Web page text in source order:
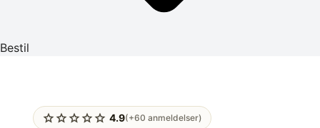
Bestil
starstarstarstarstar 4.9(+60 anmeldelser)